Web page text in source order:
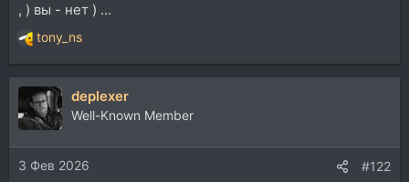
, ) вы - нет ) ...
Р
е
а
ц
и
и
:
tony_ns
deplexer
Well-Known Member
3 Фев 2026 #122